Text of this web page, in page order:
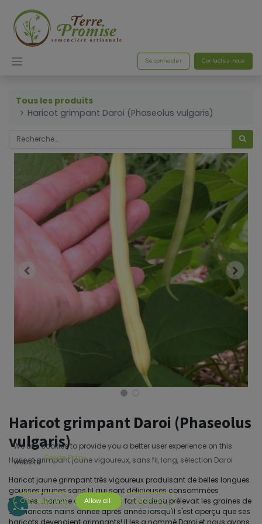
Se connecter Contactez-nous
Tous les produits
Haricot grimpant Daroi (Phaseolus vulgaris)
Haricot grimpant Daroi (Phaseolus
vulgaris)
Haricot grimpant jaune vigoureux, sans fil, long, sélection Daroi
Haricot jaune grimpant très vigoureux produisant de belles longues
gousses jaunes sans fil qui sont délicieuses consommées
fraîches. ;homme qui nous en a fait cadeau prélevait les graines de
ses haricots nains année après année lorsqu'il s'est aperçu que ses
haricots devenaient grimpants! Il les a nommé Daroi et nous avons
We use cookies to provide you a better user experience on this
website. Cookie Policy
Only essentials Allow all Customize